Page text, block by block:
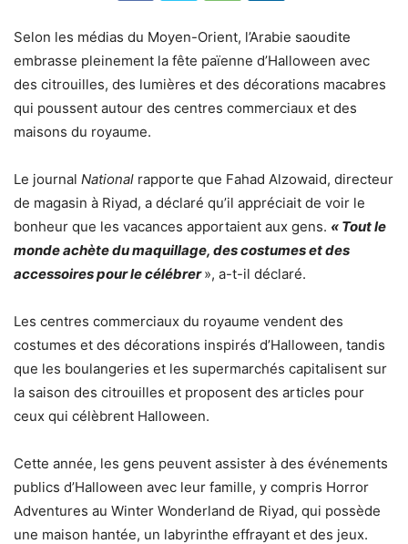
Selon les médias du Moyen-Orient, l’Arabie saoudite
embrasse pleinement la fête païenne d’Halloween avec
des citrouilles, des lumières et des décorations macabres
qui poussent autour des centres commerciaux et des
maisons du royaume.
Le journal National rapporte que Fahad Alzowaid, directeur
de magasin à Riyad, a déclaré qu’il appréciait de voir le
bonheur que les vacances apportaient aux gens. « Tout le
monde achète du maquillage, des costumes et des
accessoires pour le célébrer», a-t-il déclaré.
Les centres commerciaux du royaume vendent des
costumes et des décorations inspirés d’Halloween, tandis
que les boulangeries et les supermarchés capitalisent sur
la saison des citrouilles et proposent des articles pour
ceux qui célèbrent Halloween.
Cette année, les gens peuvent assister à des événements
publics d’Halloween avec leur famille, y compris Horror
Adventures au Winter Wonderland de Riyad, qui possède
une maison hantée, un labyrinthe effrayant et des jeux.